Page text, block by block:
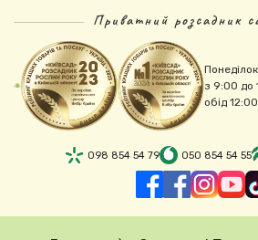
Приватний розсадник
з 9:00 до
обід
098 854 54 79 050 854 54 55